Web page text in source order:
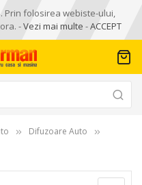
Prin folosirea webiste-ului,
-Vezi mai multe -ACCEPT
Difuzoare Auto